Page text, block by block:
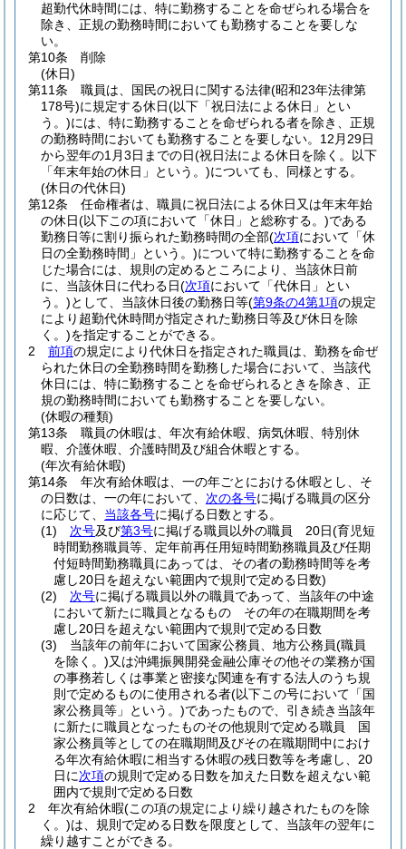
超勤代休時間には、特に勤務することを命ぜられる場合を
除き、正規の勤務時間においても勤務することを要しな
い。
第10条
削除
(休日)
第11条
職員は、国民の祝日に関する法律(昭和23年法律第
178号)に規定する休日(以下「祝日法による休日」とい
う。)には、特に勤務することを命ぜられる者を除き、正規
の勤務時間においても勤務することを要しない。 12月29日
から翌年の1月3日までの日(祝日法による休日を除く。以下
「年末年始の休日」という。)についても、同様とする。
(休日の代休日)
第12条
任命権者は、職員に祝日法による休日又は年末年始
の休日(以下この項において「休日」と総称する。)である
勤務日等に割り振られた勤務時間の全部(次項において「休
日の全勤務時間」という。)について特に勤務することを命
じた場合には、規則の定めるところにより、当該休日前
に、当該休日に代わる日(次項において「代休日」とい
う。)として、当該休日後の勤務日等(第9条の4第1項の規定
により超勤代休時間が指定された勤務日等及び休日を除
く。)を指定することができる。
2
前項の規定により代休日を指定された職員は、勤務を命ぜ
られた休日の全勤務時間を勤務した場合において、当該代
休日には、特に勤務することを命ぜられるときを除き、正
規の勤務時間においても勤務することを要しない。
(休暇の種類)
第13条
職員の休暇は、年次有給休暇、病気休暇、特別休
暇、介護休暇、介護時間及び組合休暇とする。
(年次有給休暇)
第14条
年次有給休暇は、一の年ごとにおける休暇とし、そ
の日数は、一の年において、 次の各号に掲げる職員の区分
に応じて、 当該各号に掲げる日数とする。
(1)
次号及び第3号に掲げる職員以外の職員 20日(育児短
時間勤務職員等、定年前再任用短時間勤務職員及び任期
付短時間勤務職員にあっては、その者の勤務時間等を考
慮し20日を超えない範囲内で規則で定める日数)
(2)
次号に掲げる職員以外の職員であって、当該年の中途
において新たに職員となるもの その年の在職期間を考
慮し20日を超えない範囲内で規則で定める日数
(3)
当該年の前年において国家公務員、地方公務員(職員
を除く。)又は沖縄振興開発金融公庫その他その業務が国
の事務若しくは事業と密接な関連を有する法人のうち規
則で定めるものに使用される者(以下この号において「国
家公務員等」という。)であったもので、引き続き当該年
に新たに職員となったものその他規則で定める職員 国
家公務員等としての在職期間及びその在職期間中におけ
る年次有給休暇に相当する休暇の残日数等を考慮し、20
日に次項の規則で定める日数を加えた日数を超えない範
囲内で規則で定める日数
2
年次有給休暇(この項の規定により繰り越されたものを除
く。)は、規則で定める日数を限度として、当該年の翌年に
繰り越すことができる。